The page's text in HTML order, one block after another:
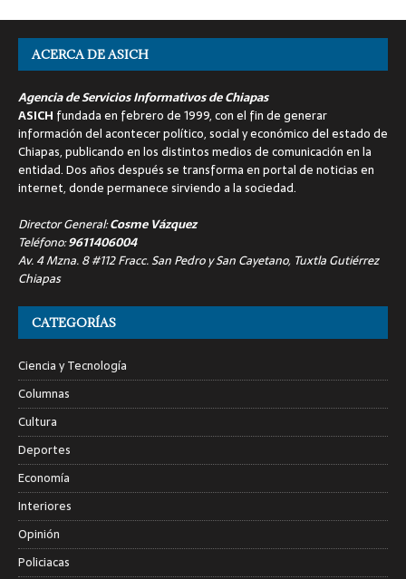
ACERCA DE ASICH
Agencia de Servicios Informativos de Chiapas
ASICH fundada en febrero de 1999, con el fin de generar
información del acontecer político, social y económico del estado de
Chiapas, publicando en los distintos medios de comunicación en la
entidad. Dos años después se transforma en portal de noticias en
internet, donde permanece sirviendo a la sociedad.
Director General:Cosme Vázquez
Teléfono:9611406004
Av. 4 Mzna. 8 #112 Fracc. San Pedro y San Cayetano, Tuxtla Gutiérrez
Chiapas
CATEGORÍAS
Ciencia y Tecnología
Columnas
Cultura
Deportes
Economía
Interiores
Opinión
Policiacas